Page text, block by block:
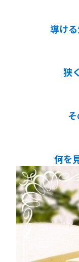
導ける
狭
何を